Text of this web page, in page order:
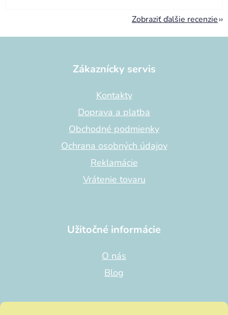
Zobraziť ďalšie recenzie
Zákaznícky servis
Kontakty
Doprava a platba
Obchodné podmienky
Ochrana osobných údajov
Reklamácie
Vrátenie tovaru
Užitočné informácie
O nás
Blog